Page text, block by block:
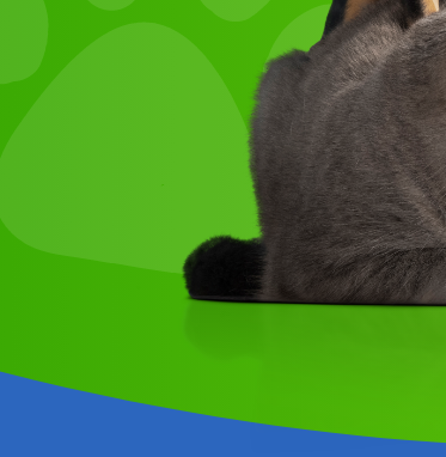
Especialidades